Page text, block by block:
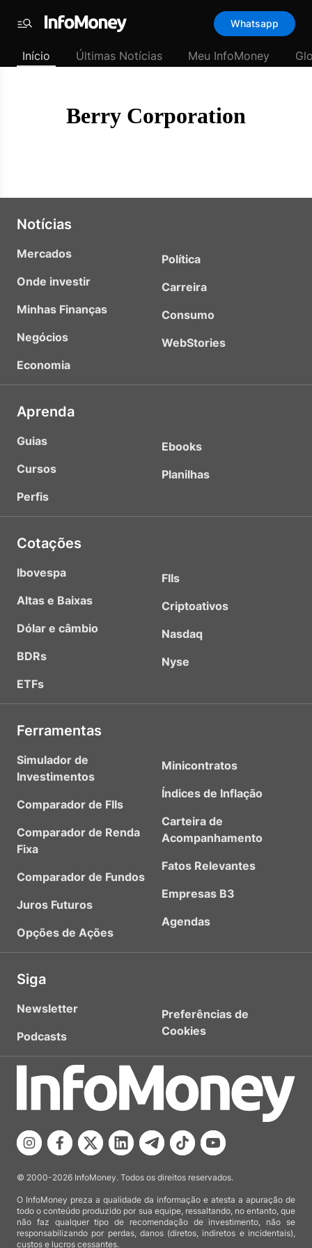
padrão
Últimas
Menu
Whatsapp
Início Últimas Notícias Meu InfoMoney
Berry Corporation
Notícias
Mercados
Onde investir
Minhas Finanças
Negócios
Economia
Política
Carreira
Consumo
WebStories
Aprenda
Guias
Cursos
Perfis
Ebooks
Planilhas
Cotações
Ibovespa
Altas e Baixas
Dólar e câmbio
BDRs
ETFs
FIIs
Criptoativos
Nasdaq
Nyse
Ferramentas
Simulador de
Investimentos
Comparador de FIIs
Comparador de Renda
Fixa
Comparador de Fundos
Juros Futuros
Opções de Ações
Minicontratos
Índices de Inflação
Carteira de
Acompanhamento
Fatos Relevantes
Empresas B3
Agendas
Siga
Newsletter
Podcasts
Preferências de
Cookies
© 2000-2026 InfoMoney. Todos os direitos reservados.
O InfoMoney preza a qualidade da informação e atesta a apuração de
todo o conteúdo produzido por sua equipe, ressaltando, no entanto, que
não faz qualquer tipo de recomendação de investimento, não se
responsabilizando por perdas, danos (diretos, indiretos e incidentais),
custos e lucros cessantes.